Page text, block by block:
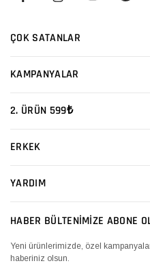
ÇOK SATANLAR
KAMPANYALAR
2. ÜRÜN 599₺
ERKEK
YARDIM
HABER BÜLTENİMİZE ABONE
Yeni ürünlerimizde, özel
haberiniz olsun.